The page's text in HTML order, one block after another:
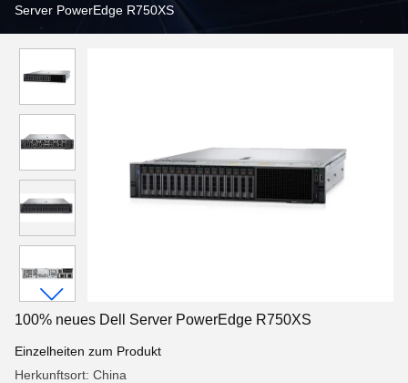
Server PowerEdge R750XS
100% neues Dell Server PowerEdge R750XS
Einzelheiten zum Produkt
Herkunftsort: China